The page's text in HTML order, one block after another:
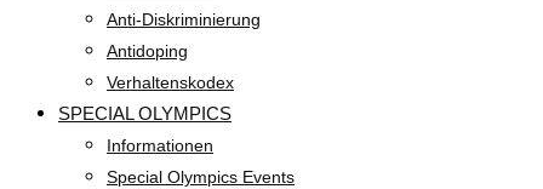
Anti-Diskriminierung
Antidoping
Verhaltenskodex
SPECIAL OLYMPICS
Informationen
Special Olympics Events